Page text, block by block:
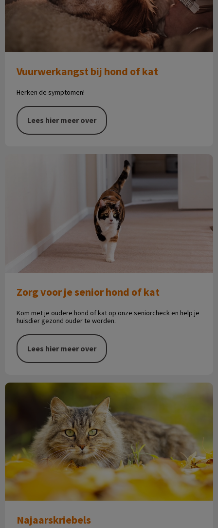
Vuurwerkangst bij hond of kat
Herken de symptomen!
Lees hier meer over
Zorg voor je senior hond of kat
Kom met je oudere hond of kat op onze seniorcheck en help je
huisdier gezond ouder te worden.
Lees hier meer over
Najaarskriebels
Najaarskriebels